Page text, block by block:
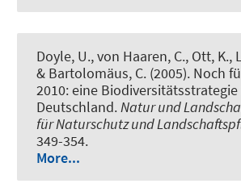
Doyle, U., von Haaren, C., Ott, K.,
& Bartolomäus, C. (2005). Noch
2010: eine
Deutschland.Natur und
für Naturschutz und
349-354.
More...